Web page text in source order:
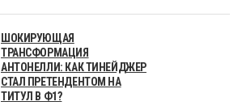
ШОКИРУЮЩАЯ
ТРАНСФОРМАЦИЯ
АНТОНЕЛЛИ: КАК ТИНЕЙДЖЕР
СТАЛ ПРЕТЕНДЕНТОМ НА
ТИТУЛ В Ф1?